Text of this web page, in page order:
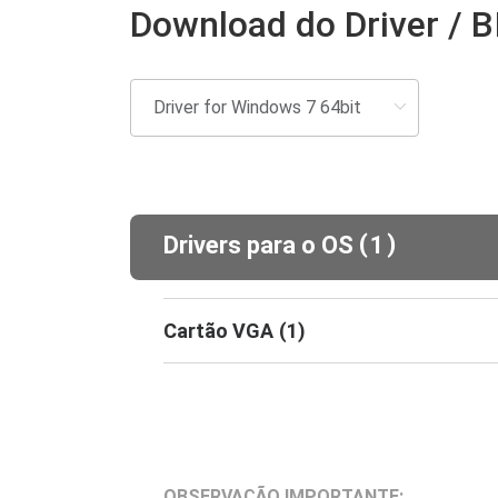
Download do Driver /
Drivers para o OS (1 )
Cartão VGA (1)